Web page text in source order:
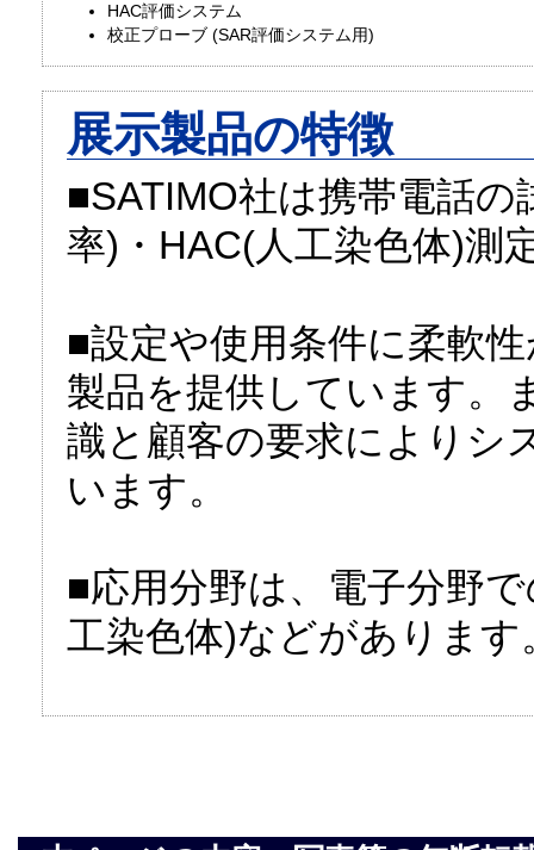
HAC評価システム
校正プローブ (SAR評価システム用)
展示製品の特徴
■SATIMO社は携帯電話
率)・HAC(人工染色体)測
■設定や使用条件に柔軟
製品を提供しています。
識と顧客の要求によりシ
います。
■応用分野は、電子分野
工染色体)などがあります